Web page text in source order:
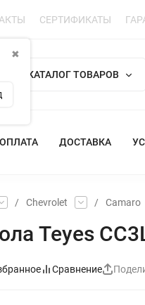
✖
СЕРТИФИКАТЫ
КАТАЛОГ ТОВАРОВ
ОПЛАТА ДОСТАВКА
/ Chevrolet / Camaro
Teyes
Сравнение